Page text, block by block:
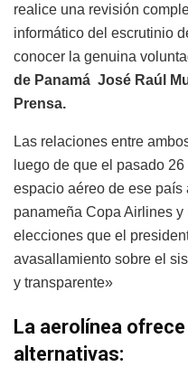
realice una revisión
informático del escrutinio
conocer la genuina
de Panamá José Raúl
Prensa.
Las relaciones entre
luego de que el pasado
espacio aéreo de ese
panameña Copa Airlines
elecciones que el
avasallamiento sobre el
y transparente»
La aerolínea
alternativas: